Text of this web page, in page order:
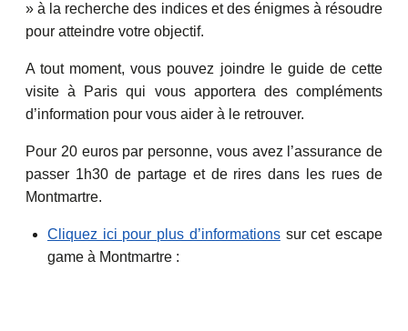
» à la recherche des indices et des énigmes à résoudre
pour atteindre votre objectif.
A tout moment, vous pouvez joindre le guide de cette
visite à Paris qui vous apportera des compléments
d’information pour vous aider à le retrouver.
Pour 20 euros par personne, vous avez l’assurance de
passer 1h30 de partage et de rires dans les rues de
Montmartre.
Cliquez ici pour plus d’informationssur cet escape
game à Montmartre :